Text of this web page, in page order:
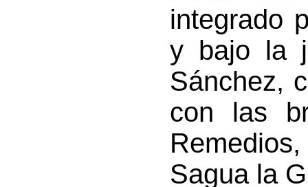
integrado
y bajo la
Sánchez,
con las
Sagua la